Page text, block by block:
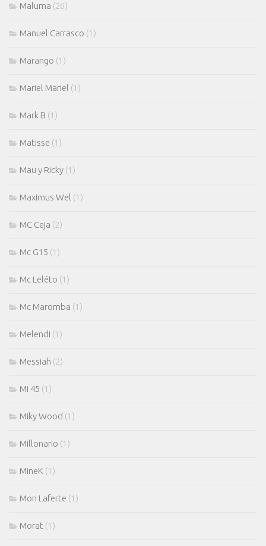
Maluma (26)
Manuel Carrasco (1)
Marango (1)
Mariel Mariel (1)
Mark B (1)
Matisse (1)
Mau y Ricky (1)
Maximus Wel (1)
MC Ceja (2)
Mc G15 (1)
Mc Leléto (1)
Mc Maromba (1)
Melendi (1)
Messiah (2)
Mi 45 (1)
Miky Wood (1)
Millonario (1)
MineK (1)
Mon Laferte (1)
Morat (1)